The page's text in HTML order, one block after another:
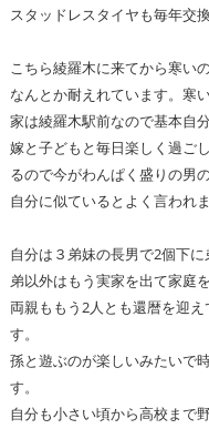
スタッドレスタイヤも毎年交
こちら綾羅木に来てから寒い
なんとか耐えれています。寒
家は綾羅木駅前なので基本自
嫁と子どもと毎日楽しく過ご
るので今がわんぱく盛りの男の
自分に似ているとよく言われま
自分は３弟妹の長男で2個下に
弟以外はもう実家を出て家庭
両親ももう2人とも還暦を迎
す。
孫と遊ぶのが楽しいみたいで
す。
自分も小さい頃から高校まで